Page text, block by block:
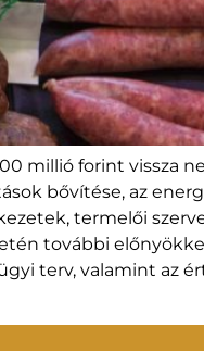
millió forint vissza
bővítése, az
termelői
további
terv, valamint az